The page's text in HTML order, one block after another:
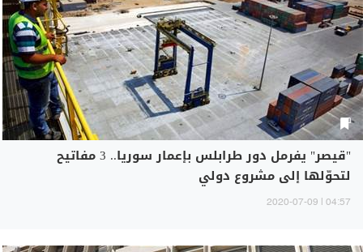
"قيصر" يفرمل دور طرابلس بإعمار سوريا.. 3 مفاتيح
لتحوّلها إلى مشروع دولي
04:57 | 2020-07-09